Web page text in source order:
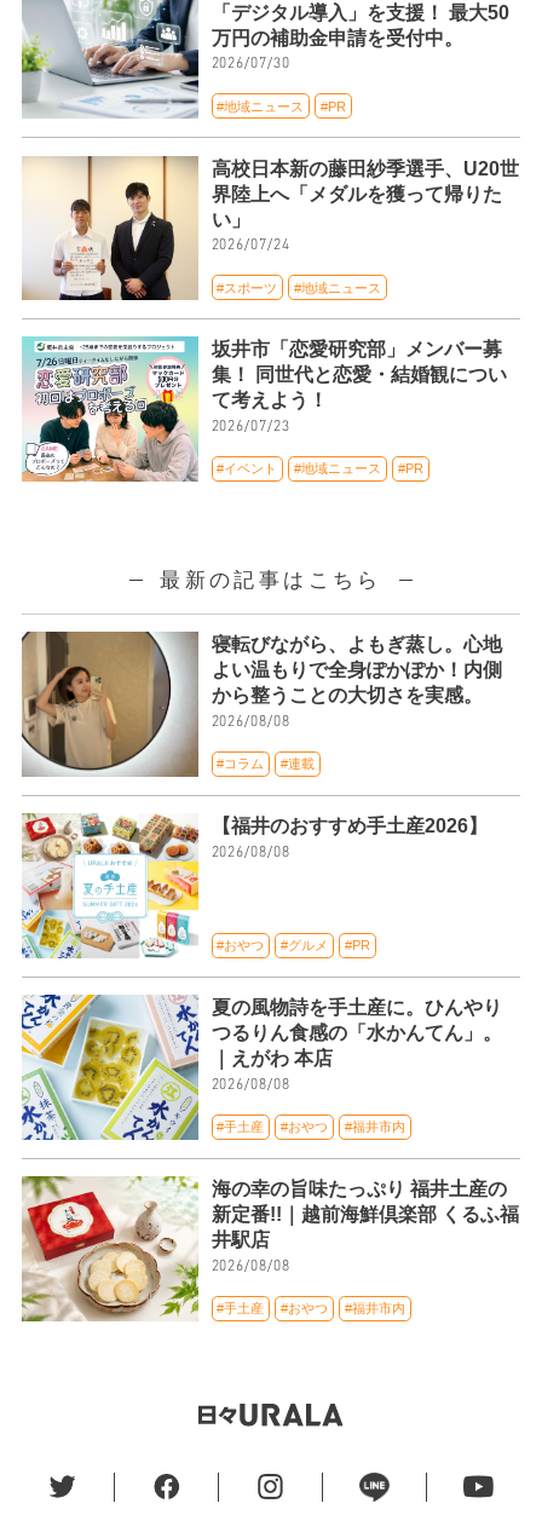
「デジタル導入」を支援！ 最大50
万円の補助金申請を受付中。
2026/07/30
#地域ニュース #PR
高校日本新の藤田紗季選手、U20世
界陸上へ「メダルを獲って帰りた
い」
2026/07/24
#スポーツ #地域ニュース
坂井市「恋愛研究部」メンバー募
集！ 同世代と恋愛・結婚観につい
て考えよう！
2026/07/23
#イベント #地域ニュース #PR
最新の記事はこちら
寝転びながら、よもぎ蒸し。心地
よい温もりで全身ぽかぽか！内側
から整うことの大切さを実感。
2026/08/08
#コラム #連載
【福井のおすすめ手土産2026】
2026/08/08
#おやつ #グルメ #PR
夏の風物詩を手土産に。ひんやり
つるりん食感の「水かんてん」。
｜えがわ 本店
2026/08/08
#手土産 #おやつ #福井市内
海の幸の旨味たっぷり 福井土産の
新定番!!｜越前海鮮倶楽部 くるふ福
井駅店
2026/08/08
#手土産 #おやつ #福井市内